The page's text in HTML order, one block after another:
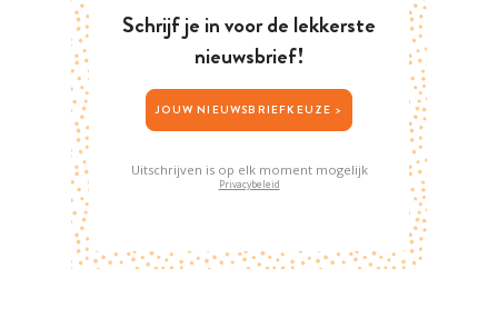
Schrijf je in voor de lekkerste
nieuwsbrief!
JOUW NIEUWSBRIEFKEUZE >
Uitschrijven is op elk moment mogelijk
Privacybeleid